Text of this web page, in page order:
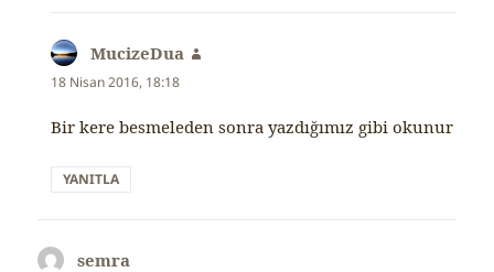
MucizeDua
18 Nisan 2016, 18:18
Bir kere besmeleden sonra yazdığımız gibi okunur
YANITLA
semra